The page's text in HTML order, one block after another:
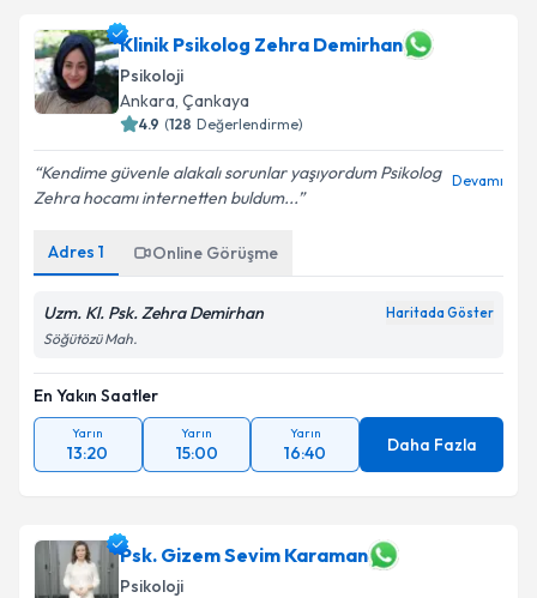
Klinik Psikolog Zehra Demirhan
Psikoloji
Ankara, Çankaya
4.9 (128 Değerlendirme)
Kendime güvenle alakalı sorunlar yaşıyordum Psikolog
Zehra hocamı internetten buldum...
Devamı
Adres 1 Online Görüşme
Uzm. Kl. Psk. Zehra Demirhan Haritada Göster
Söğütözü Mah.
En Yakın Saatler
Yarın
13:20
Yarın
15:00
Yarın
16:40 Daha Fazla
Psk. Gizem Sevim Karaman
Psikoloji